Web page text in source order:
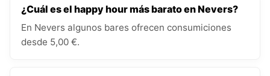
¿Cuál es el happy hour más barato en Nevers?
En Nevers algunos bares ofrecen consumiciones
desde 5,00 €.